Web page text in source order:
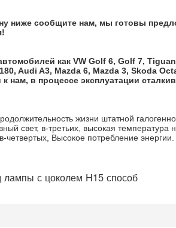
ниже сообщите нам, мы готовы
как VW Golf 6, Golf 7,
Audi A3, Mazda 6, Mazda 3, Skoda
нам, в процессе эксплуатации
жизни штатной
свет, в-третьих, высокая температура
четвертых, Высокое потребление энергии.
с цоколем H15 способ